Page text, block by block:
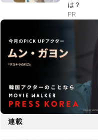
は？
PR
連載